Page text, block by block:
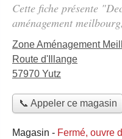
Cette fiche présente
aménagement meilbourg
Zone Aménagement
Route d'Illange
57970 Yutz
📞 Appeler ce magasin
Magasin - Fermé, ouvre